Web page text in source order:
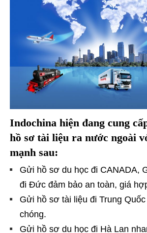
Indochina hiện đang cung
hồ sơ tài liệu ra nước ngoài
mạnh sau:
Gửi hồ sơ du học đi CANADA,
đi Đức đảm bảo an toàn, giá
Gửi hồ sơ tài liệu đi Trung
chóng.
Gửi hồ sơ du học đi Hà Lan